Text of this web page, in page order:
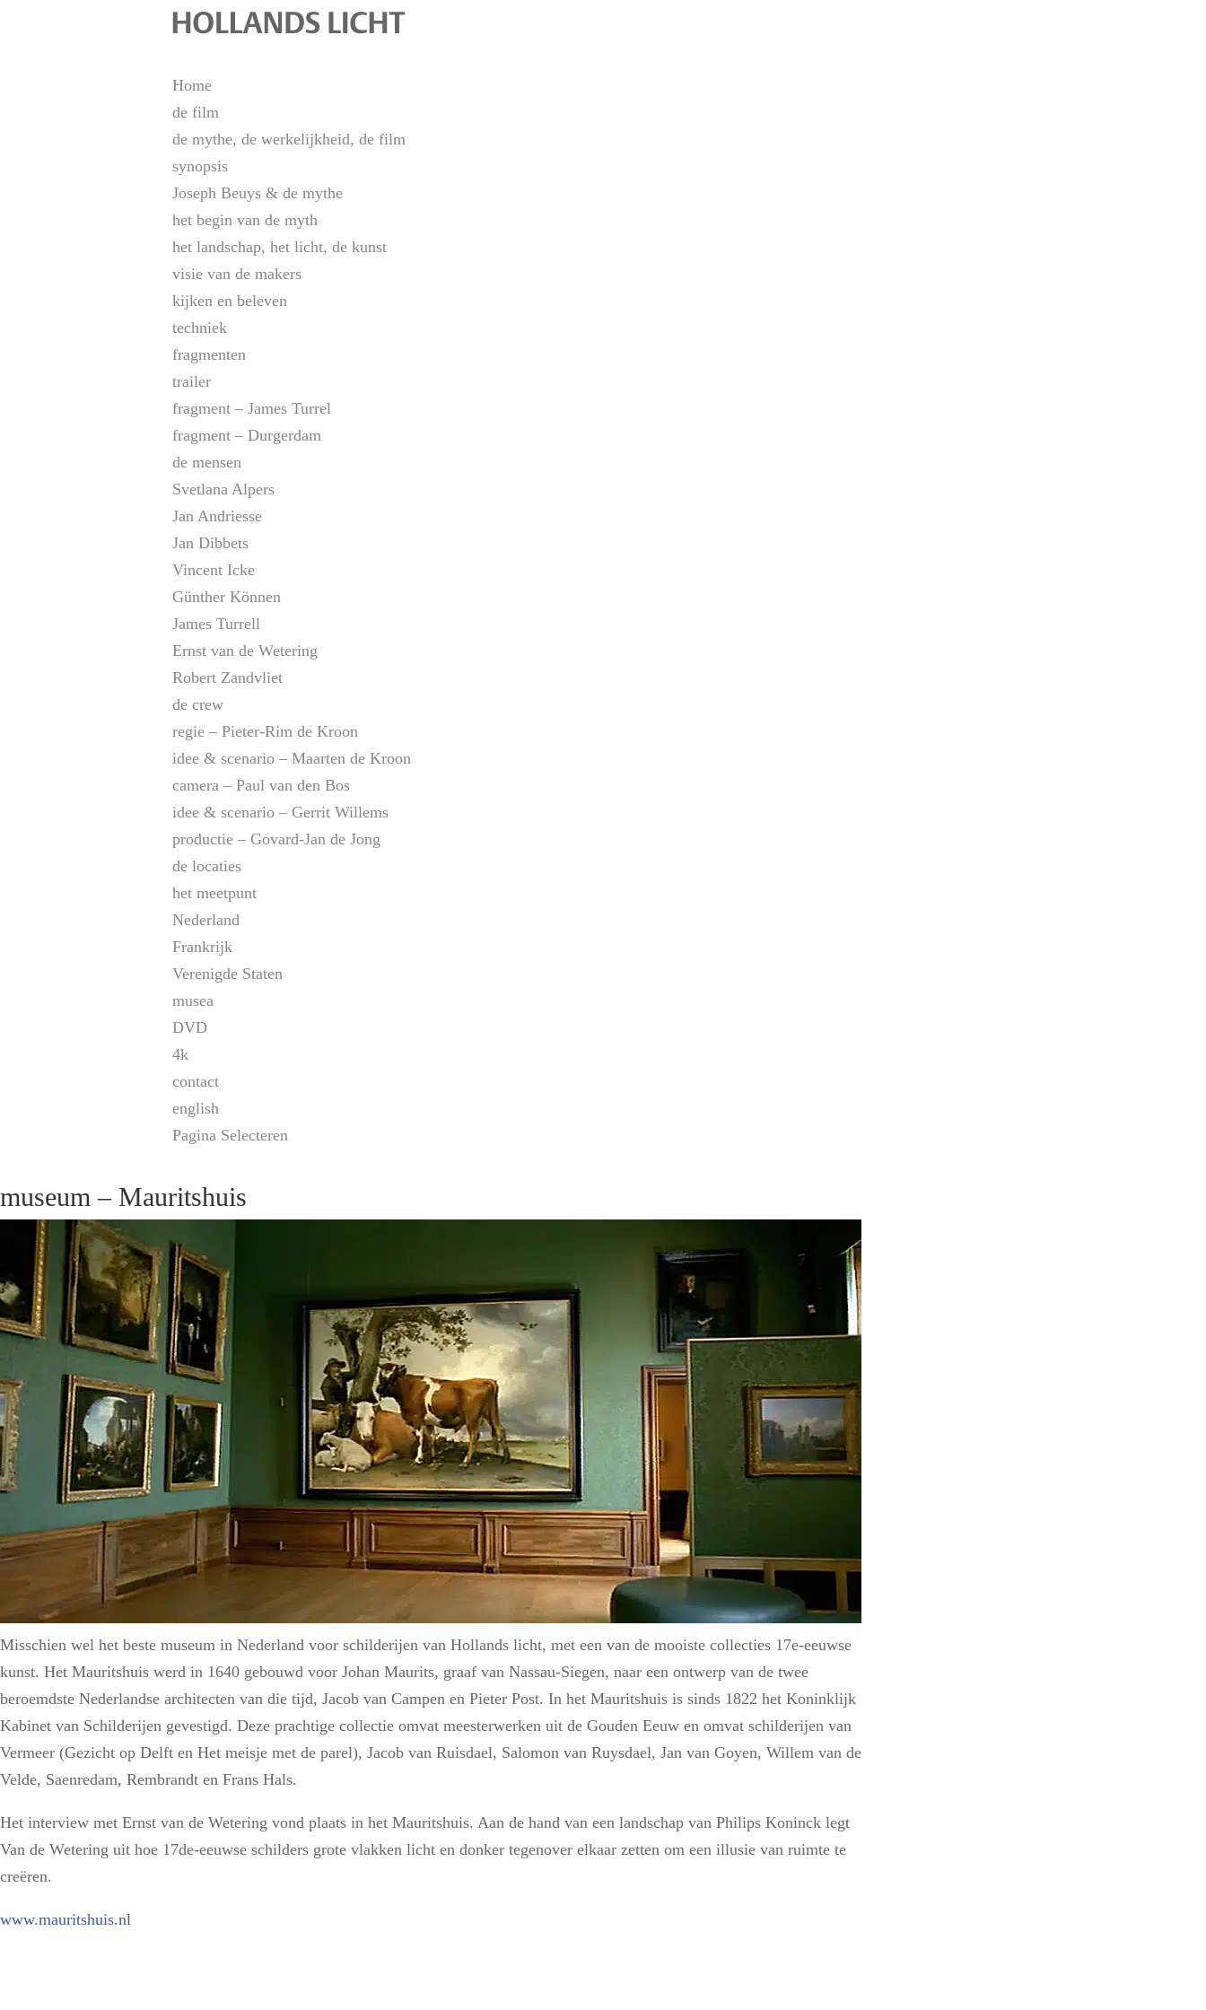
Home
de film
de mythe, de werkelijkheid, de film
synopsis
Joseph Beuys & de mythe
het begin van de myth
het landschap, het licht, de kunst
visie van de makers
kijken en beleven
techniek
fragmenten
trailer
fragment – James Turrel
fragment – Durgerdam
de mensen
Svetlana Alpers
Jan Andriesse
Jan Dibbets
Vincent Icke
Günther Können
James Turrell
Ernst van de Wetering
Robert Zandvliet
de crew
regie – Pieter-Rim de Kroon
idee & scenario – Maarten de Kroon
camera – Paul van den Bos
idee & scenario – Gerrit Willems
productie – Govard-Jan de Jong
de locaties
het meetpunt
Nederland
Frankrijk
Verenigde Staten
musea
DVD
4k
contact
english
Pagina Selecteren
museum – Mauritshuis
Misschien wel het beste museum in Nederland voor schilderijen van Hollands licht, met een van de mooiste collecties 17e-eeuwse
kunst. Het Mauritshuis werd in 1640 gebouwd voor Johan Maurits, graaf van Nassau-Siegen, naar een ontwerp van de twee
beroemdste Nederlandse architecten van die tijd, Jacob van Campen en Pieter Post. In het Mauritshuis is sinds 1822 het Koninklijk
Kabinet van Schilderijen gevestigd. Deze prachtige collectie omvat meesterwerken uit de Gouden Eeuw en omvat schilderijen van
Vermeer (Gezicht op Delft en Het meisje met de parel), Jacob van Ruisdael, Salomon van Ruysdael, Jan van Goyen, Willem van de
Velde, Saenredam, Rembrandt en Frans Hals.
Het interview met Ernst van de Wetering vond plaats in het Mauritshuis. Aan de hand van een landschap van Philips Koninck legt
Van de Wetering uit hoe 17de-eeuwse schilders grote vlakken licht en donker tegenover elkaar zetten om een illusie van ruimte te
creëren.
www.mauritshuis.nl